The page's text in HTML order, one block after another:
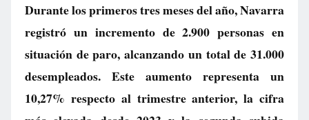
Durante los primeros tres meses del año, Navarra
registró un incremento de 2.900 personas en
situación de paro, alcanzando un total de 31.000
desempleados. Este aumento representa un
10,27% respecto al trimestre anterior, la cifra